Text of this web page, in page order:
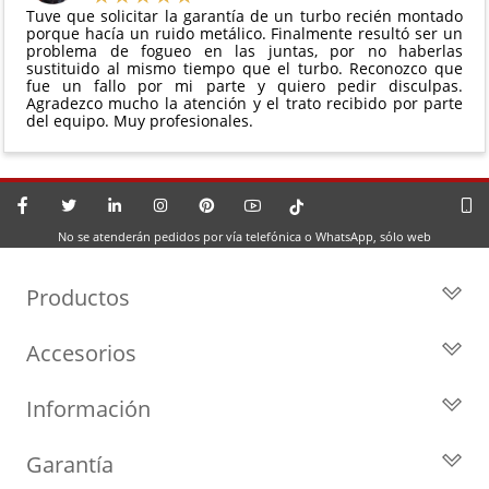
Tuve que solicitar la garantía de un turbo recién montado
porque hacía un ruido metálico. Finalmente resultó ser un
problema de fogueo en las juntas, por no haberlas
sustituido al mismo tiempo que el turbo. Reconozco que
fue un fallo por mi parte y quiero pedir disculpas.
Agradezco mucho la atención y el trato recibido por parte
del equipo. Muy profesionales.
No se atenderán pedidos por vía telefónica o WhatsApp, sólo web
Productos
Turbos por Marca
Cartuchos
Accesorios
Geometrías
Información
Privacidad y Aviso Legal
Garantía